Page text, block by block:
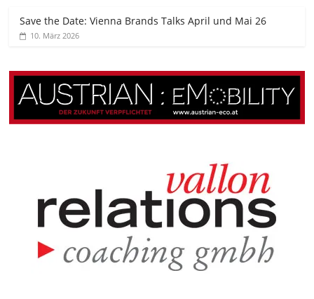
Save the Date: Vienna Brands Talks April und Mai 26
10. März 2026